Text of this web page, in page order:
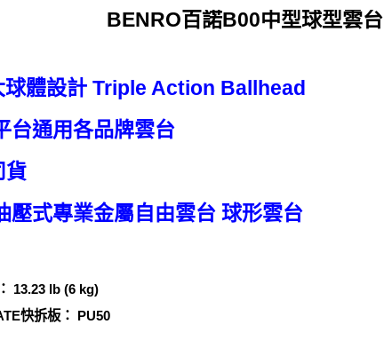
BENRO百諾B00中型球型雲台
球體設計 Triple Action Ballhead
台通用各品牌雲台
貨
壓式專業金屬自由雲台 球形雲台
13.23 lb (6 kg)
快拆板： PU50